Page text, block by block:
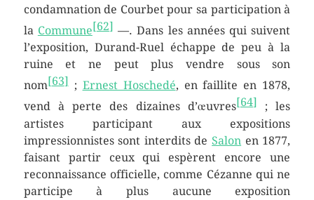
condamnation de Courbet pour sa participation à
la Commune[62] —. Dans les années qui suivent
l’exposition, Durand-Ruel échappe de peu à la
ruine et ne peut plus vendre sous son
nom[63]; Ernest Hoschedé, en faillite en 1878,
vend à perte des dizaines d’œuvres[64]
; les
artistes participant aux expositions
impressionnistes sont interdits deSalon en 1877,
faisant partir ceux qui espèrent encore une
reconnaissance officielle, comme Cézanne qui ne
participe à plus aucune exposition